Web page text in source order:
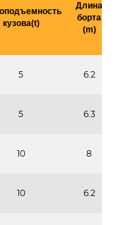
кузова(t)
Длина
борта
(m)
5 6.2
5 6.3
10 8
10 6.2